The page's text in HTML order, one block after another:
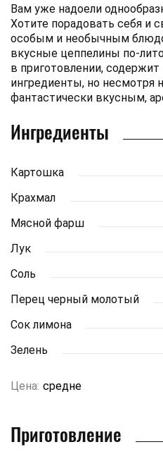
Вам уже надоели
Хотите порадовать себя и
особым и необычным
вкусные цеппелины по-
в приготовлении,
ингредиенты, но несмотря
фантастически вкусным,
Ингредиенты
Картошка
Крахмал
Мясной фарш
Лук
Соль
Перец черный молотый
Сок лимона
Зелень
Цена: средне
Приготовление